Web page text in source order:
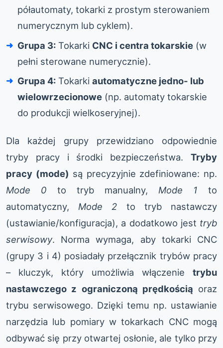
półautomaty, tokarki z prostym sterowaniem
numerycznym lub cyklem).
Grupa 3: Tokarki CNC i centra tokarskie (w
pełni sterowane numerycznie).
Grupa 4: Tokarkiautomatyczne jedno- lub
wielowrzecionowe (np. automaty tokarskie
do produkcji wielkoseryjnej).
Dla każdej grupy przewidziano odpowiednie
tryby pracy i środki bezpieczeństwa. Tryby
pracy (mode) są precyzyjnie zdefiniowane: np.
Mode 0 to tryb manualny, Mode 1 to
automatyczny, Mode 2 to tryb nastawczy
(ustawianie/konfiguracja), a dodatkowo jest tryb
serwisowy. Norma wymaga, aby tokarki CNC
(grupy 3 i 4) posiadały przełącznik trybów pracy
– kluczyk, który umożliwia włączenie trybu
nastawczego z ograniczoną prędkością oraz
trybu serwisowego. Dzięki temu np. ustawianie
narzędzia lub pomiary w tokarkach CNC mogą
odbywać się przy otwartej osłonie, ale tylko przy